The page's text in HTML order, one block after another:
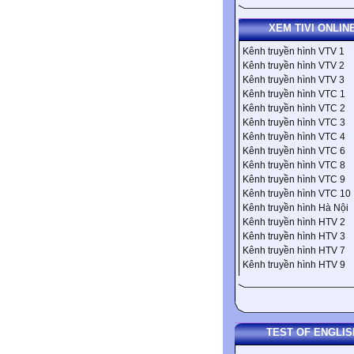
XEM TIVI
Kênh truyền hình VTV 1
Kênh truyền hình VTV 2
Kênh truyền hình VTV 3
Kênh truyền hình VTC 1
Kênh truyền hình VTC 2
Kênh truyền hình VTC 3
Kênh truyền hình VTC 4
Kênh truyền hình VTC 6
Kênh truyền hình VTC 8
Kênh truyền hình VTC 9
Kênh truyền hình VTC 10
Kênh truyền hình Hà Nội
Kênh truyền hình HTV 2
Kênh truyền hình HTV 3
Kênh truyền hình HTV 7
Kênh truyền hình HTV 9
TEST OF